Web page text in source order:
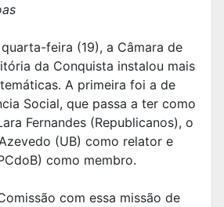
feira (19), a Câmara de
da Conquista instalou mais
A primeira foi a de
Social, que passa a ter como
Fernandes (Republicanos), o
(UB) como relator e
como membro.
com essa missão de